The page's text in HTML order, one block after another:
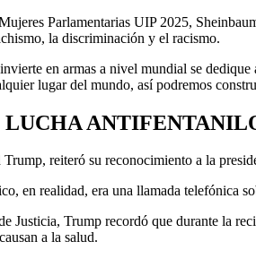
Parlamentarias UIP 2025,
la discriminación y el racismo.
en armas a nivel mundial se
lugar del mundo, así podremos
LUCHA
reiteró su reconocimiento a la
en realidad, era una llamada telefónica
Justicia, Trump recordó que durante la
a la salud.